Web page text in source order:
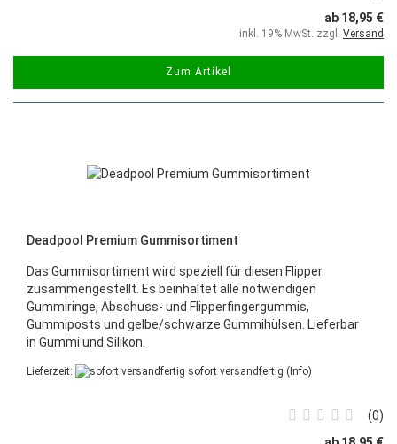
ab 18,95 €
inkl. 19% MwSt. zzgl. Versand
Zum Artikel
Deadpool Premium Gummisortiment
Das Gummisortiment wird speziell für diesen Flipper
zusammengestellt. Es beinhaltet alle notwendigen
Gummiringe, Abschuss- und Flipperfingergummis,
Gummiposts und gelbe/schwarze Gummihülsen. Lieferbar
in Gummi und Silikon.
Lieferzeit: sofort versandfertig (Info)
0